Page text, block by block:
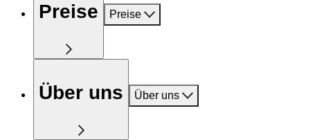
Preise Preise
Über uns Über uns